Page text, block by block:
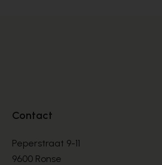
Contact
Peperstraat 9-11
9600 Ronse